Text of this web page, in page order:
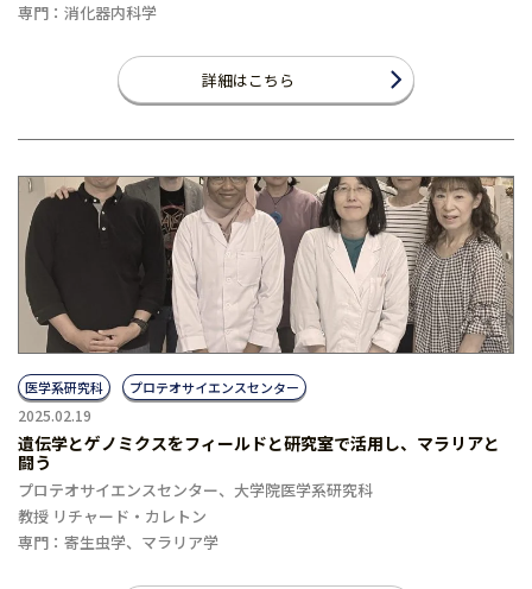
専門：消化器内科学
詳細はこちら
医学系研究科 プロテオサイエンスセンター
2025.02.19
遺伝学とゲノミクスをフィールドと研究室で活用し、マラリアと
闘う
プロテオサイエンスセンター、大学院医学系研究科
教授 リチャード・カレトン
専門：寄生虫学、マラリア学